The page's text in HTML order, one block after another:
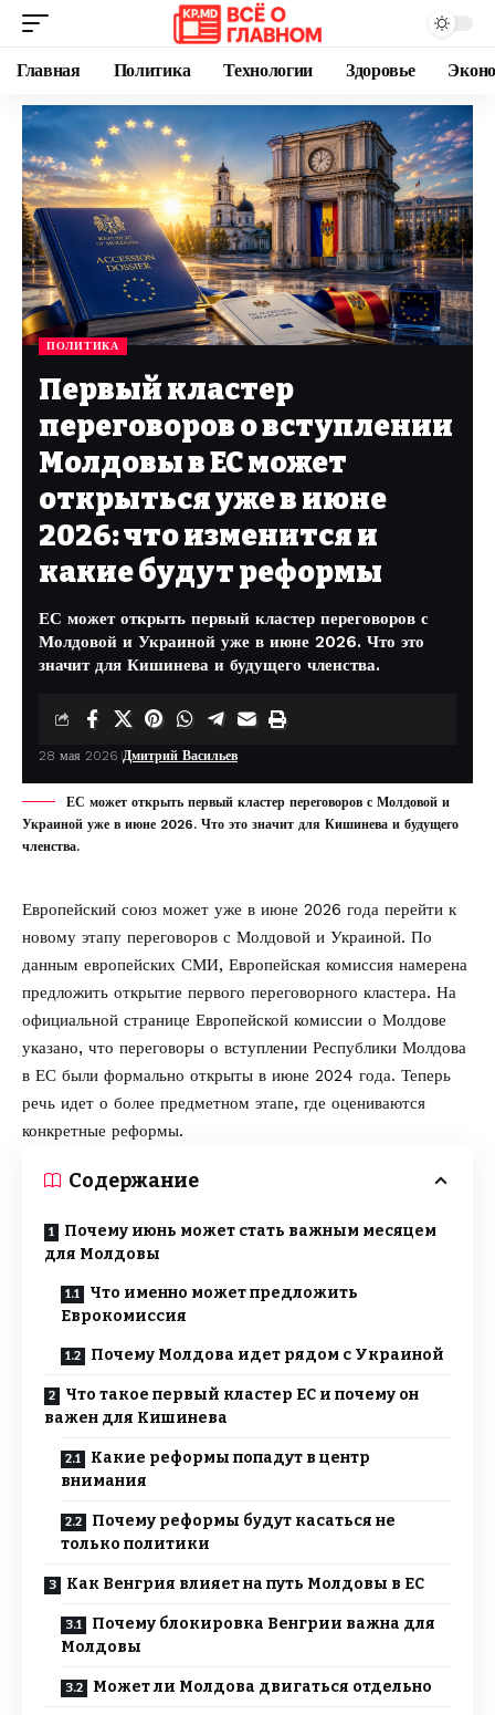
Главная Политика Технологии Здоровье
ПОЛИТИКА
Первый кластер
переговоров о вступлении
Молдовы в ЕС может
открыться уже в июне
2026: что изменится и
какие будут реформы
ЕС может открыть первый кластер переговоров с
Молдовой и Украиной уже в июне 2026. Что это
значит для Кишинева и будущего членства.
28 мая 2026 Дмитрий Васильев
ЕС может открыть первый кластер переговоров с Молдовой и
Украиной уже в июне 2026. Что это значит для Кишинева и будущего
членства.
Европейский союз может уже в июне 2026 года перейти к
новому этапу переговоров с Молдовой и Украиной. По
данным европейских СМИ, Европейская комиссия намерена
предложить открытие первого переговорного кластера. На
официальной странице Европейской комиссии о Молдове
указано, что переговоры о вступлении Республики Молдова
в ЕС были формально открыты в июне 2024 года. Теперь
речь идет о более предметном этапе, где оцениваются
конкретные реформы.
Содержание
Почему июнь может стать важным месяцем
для Молдовы
Что именно может предложить
Еврокомиссия
Почему Молдова идет рядом с Украиной
Что такое первый кластер ЕС и почему он
важен для Кишинева
Какие реформы попадут в центр
внимания
Почему реформы будут касаться не
только политики
Как Венгрия влияет на путь Молдовы в ЕС
Почему блокировка Венгрии важна для
Молдовы
Может ли Молдова двигаться отдельно